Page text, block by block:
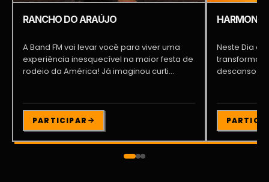
RANCHO DO ARAÚJO
A Band FM vai levar você para viver uma
experiência inesquecível na maior festa de
rodeio da América! Já imaginou curti...
PARTICIPAR
Neste Dia
transformar
descanso